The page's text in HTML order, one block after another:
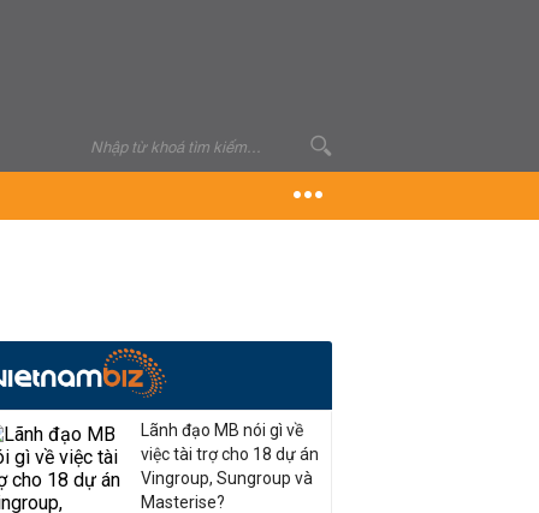
Lãnh đạo MB nói gì về
việc tài trợ cho 18 dự án
Vingroup, Sungroup và
Masterise?